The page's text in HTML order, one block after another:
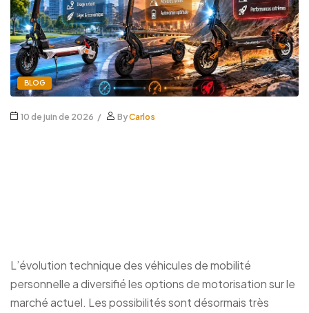
BLOG
10 de juin de 2026 ByCarlos
L’évolution technique des véhicules de mobilité
personnelle a diversifié les options de motorisation sur le
marché actuel. Les possibilités sont désormais très